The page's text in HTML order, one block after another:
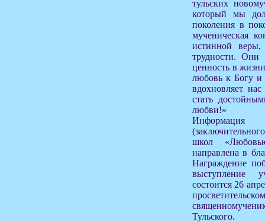
тульских
который мы
поколения в
мученическая
истинной веры,
трудности.
ценность в
любовь к Богу
вдохновляет
стать
любви!»
школ
направлена в
Награждение
выступление
состоится 26
Тульского.